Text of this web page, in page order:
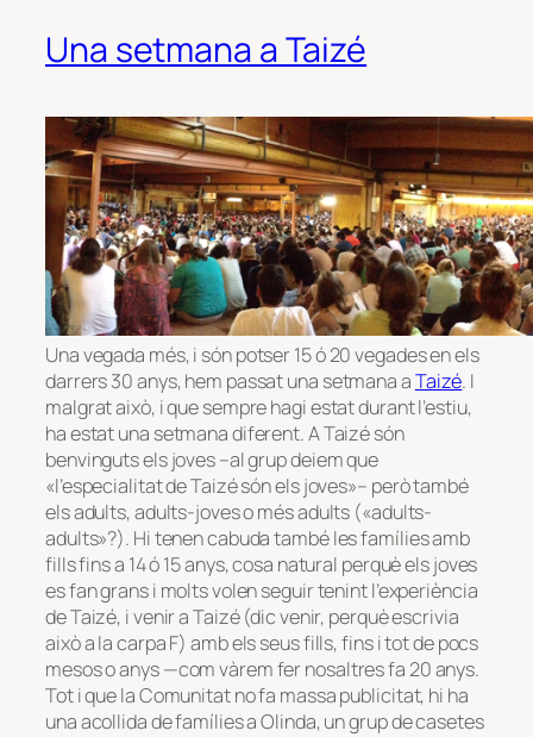
Una setmana a Taizé
Una vegada més, i són potser 15 ó 20 vegades en els
darrers 30 anys, hem passat una setmana aTaizé. I
malgrat això, i que sempre hagi estat durant l’estiu,
ha estat una setmana diferent. A Taizé són
benvinguts els joves –al grup deiem que
«l’especialitat de Taizé són els joves»– però també
els adults, adults-joves o més adults («adults-
adults»?). Hi tenen cabuda també les famílies amb
fills fins a 14 ó 15 anys, cosa natural perquè els joves
es fan grans i molts volen seguir tenint l’experiència
de Taizé, i venir a Taizé (dic venir, perquè escrivia
això a la carpa F) amb els seus fills, fins i tot de pocs
mesos o anys —com vàrem fer nosaltres fa 20 anys.
Tot i que la Comunitat no fa massa publicitat, hi ha
una acollida de famílies a Olinda, un grup de casetes